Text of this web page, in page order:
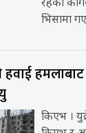
रहेका
भिसामा
हमलाबाट
किएभ ।